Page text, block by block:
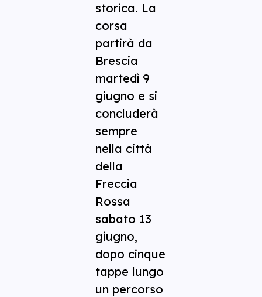
storica. La
corsa
partirà da
Brescia
martedì 9
giugno e si
concluderà
sempre
nella città
della
Freccia
Rossa
sabato 13
giugno,
dopo cinque
tappe lungo
un percorso